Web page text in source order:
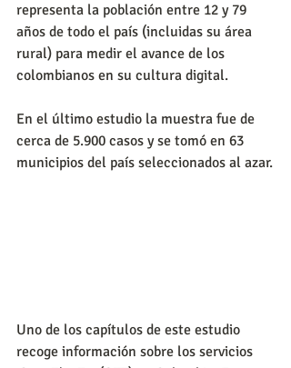
representa la población entre 12 y 79
años de todo el país (incluidas su área
rural) para medir el avance de los
colombianos en su cultura digital.
En el último estudio la muestra fue de
cerca de 5.900 casos y se tomó en 63
municipios del país seleccionados al azar.
Uno de los capítulos de este estudio
recoge información sobre los servicios